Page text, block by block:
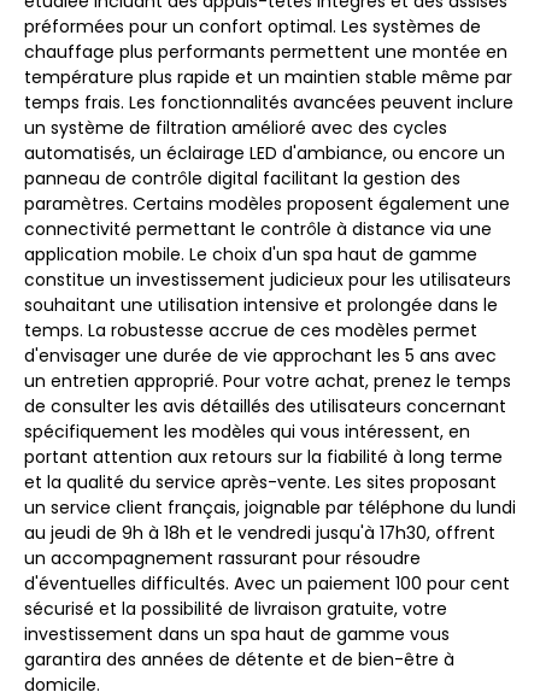
préformées pour un confort optimal. Les systèmes de
chauffage plus performants permettent une montée en
température plus rapide et un maintien stable même par
temps frais. Les fonctionnalités avancées peuvent inclure
un système de filtration amélioré avec des cycles
automatisés, un éclairage LED d'ambiance, ou encore un
panneau de contrôle digital facilitant la gestion des
paramètres. Certains modèles proposent également une
connectivité permettant le contrôle à distance via une
application mobile. Le choix d'un spa haut de gamme
constitue un investissement judicieux pour les utilisateurs
souhaitant une utilisation intensive et prolongée dans le
temps. La robustesse accrue de ces modèles permet
d'envisager une durée de vie approchant les 5 ans avec
un entretien approprié. Pour votre achat, prenez le temps
de consulter les avis détaillés des utilisateurs concernant
spécifiquement les modèles qui vous intéressent, en
portant attention aux retours sur la fiabilité à long terme
et la qualité du service après-vente. Les sites proposant
un service client français, joignable par téléphone du lundi
au jeudi de 9h à 18h et le vendredi jusqu'à 17h30, offrent
un accompagnement rassurant pour résoudre
d'éventuelles difficultés. Avec un paiement 100 pour cent
sécurisé et la possibilité de livraison gratuite, votre
investissement dans un spa haut de gamme vous
garantira des années de détente et de bien-être à
domicile.